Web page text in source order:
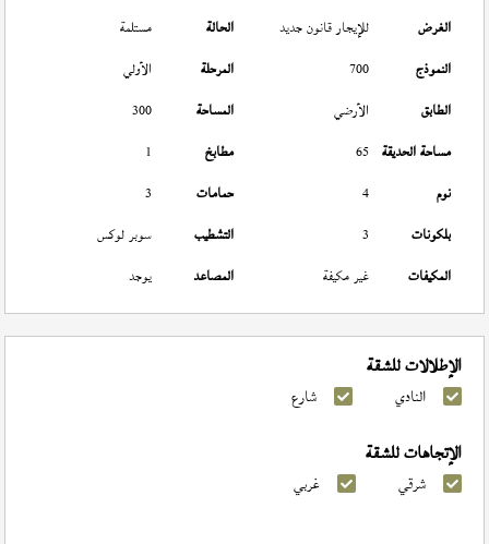
الغرض
للإيجار قانون جديد الحالة
مستلمة
النموذج
700 المرحلة
الأولي
الطابق
الأرضي المساحة
300
مساحة الحديقة 65 مطابخ
1
نوم
4 حمامات
3
بلكونات
3 التشطيب
سوبر لوكس
المكيفات
غير مكيفة المصاعد يوجد
الإطلالات للشقة
النادي شارع
الإتجاهات للشقة
شرقي غربي